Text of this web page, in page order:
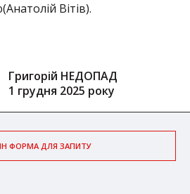
Вітів).
Григорій НЕДОПАД
1 грудня 2025 року
ФОРМА ДЛЯ ЗАПИТУ